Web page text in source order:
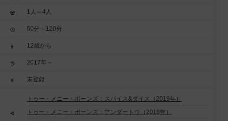
1人～4人
60分～120分
12歳から
2017年～
未登録
トゥー・メニー・ボーンズ：スパイス&ダイス（2019年）
トゥー・メニー・ボーンズ：アンダートウ（2018年）